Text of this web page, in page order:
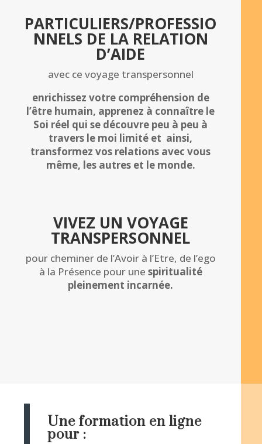
PARTICULIERS/PROFESSIO
NNELS DE LA RELATION
D’AIDE
avec ce voyage transpersonnel
enrichissez votre compréhension de
l’être humain, apprenez à connaître le
Soi réel qui se découvre peu à peu à
travers le moi limité et ainsi,
transformez vos relations avec vous
même, les autres et le monde.
VIVEZ UN VOYAGE
TRANSPERSONNEL
pour cheminer de l’Avoir à l’Etre, de l’ego
à la Présence pour une spiritualité
pleinement incarnée.
Une formation en ligne
pour :